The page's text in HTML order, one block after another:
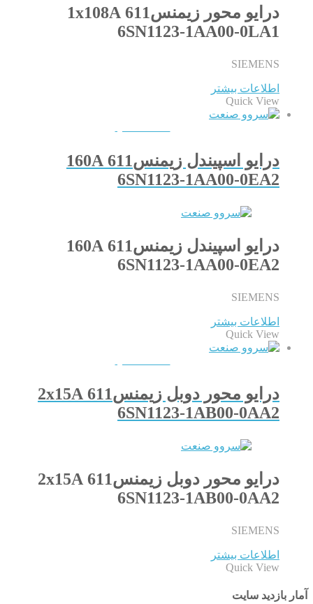
درایو محور زیمنس611 1x108A
6SN1123-1AA00-0LA1
SIEMENS
اطلاعات بیشتر
Quick View
درایو اسپیندل زیمنس611 160A
6SN1123-1AA00-0EA2
درایو اسپیندل زیمنس611 160A
6SN1123-1AA00-0EA2
SIEMENS
اطلاعات بیشتر
Quick View
درایو محور دوبل زیمنس611 2x15A
6SN1123-1AB00-0AA2
درایو محور دوبل زیمنس611 2x15A
6SN1123-1AB00-0AA2
SIEMENS
اطلاعات بیشتر
Quick View
آمار بازدید سایت